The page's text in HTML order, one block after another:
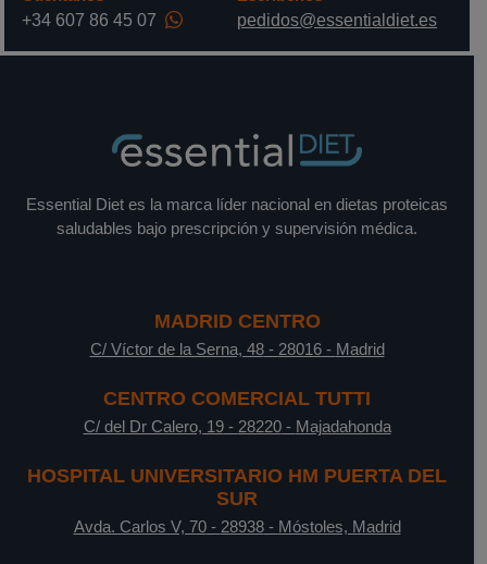
+34 607 86 45 07
pedidos@essentialdiet.es
Essential Diet es la marca líder nacional en dietas proteicas
saludables bajo prescripción y supervisión médica.
MADRID CENTRO
C/ Víctor de la Serna, 48- 28016- Madrid
CENTRO COMERCIAL TUTTI
C/ del Dr Calero, 19- 28220- Majadahonda
HOSPITAL UNIVERSITARIO HM PUERTA DEL
SUR
Avda. Carlos V, 70- 28938- Móstoles, Madrid